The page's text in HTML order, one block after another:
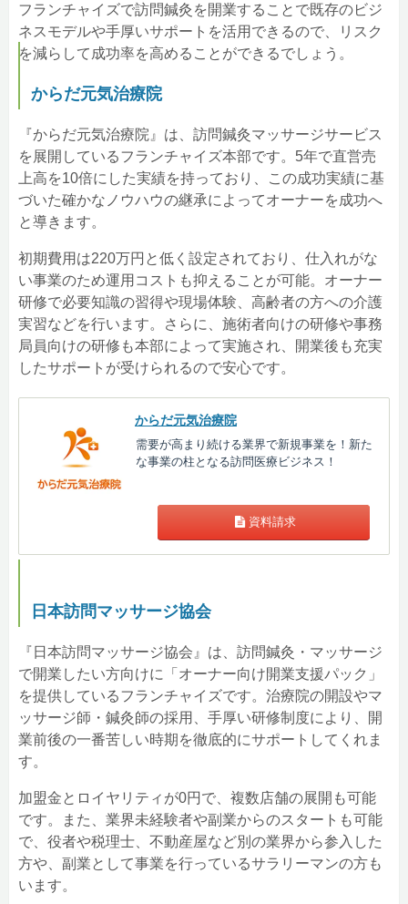
フランチャイズで訪問鍼灸を開業することで既存のビジ
ネスモデルや手厚いサポートを活用できるので、リスク
を減らして成功率を高めることができるでしょう。
からだ元気治療院
『からだ元気治療院』は、訪問鍼灸マッサージサービス
を展開しているフランチャイズ本部です。5年で直営売
上高を10倍にした実績を持っており、この成功実績に基
づいた確かなノウハウの継承によってオーナーを成功へ
と導きます。
初期費用は220万円と低く設定されており、仕入れがな
い事業のため運用コストも抑えることが可能。オーナー
研修で必要知識の習得や現場体験、高齢者の方への介護
実習などを行います。さらに、施術者向けの研修や事務
局員向けの研修も本部によって実施され、開業後も充実
したサポートが受けられるので安心です。
からだ元気治療院
需要が高まり続ける業界で新規事業を！新た
な事業の柱となる訪問医療ビジネス！
資料請求
日本訪問マッサージ協会
『日本訪問マッサージ協会』は、訪問鍼灸・マッサージ
で開業したい方向けに「オーナー向け開業支援パック」
を提供しているフランチャイズです。治療院の開設やマ
ッサージ師・鍼灸師の採用、手厚い研修制度により、開
業前後の一番苦しい時期を徹底的にサポートしてくれま
す。
加盟金とロイヤリティが0円で、複数店舗の展開も可能
です。また、業界未経験者や副業からのスタートも可能
で、役者や税理士、不動産屋など別の業界から参入した
方や、副業として事業を行っているサラリーマンの方も
います。